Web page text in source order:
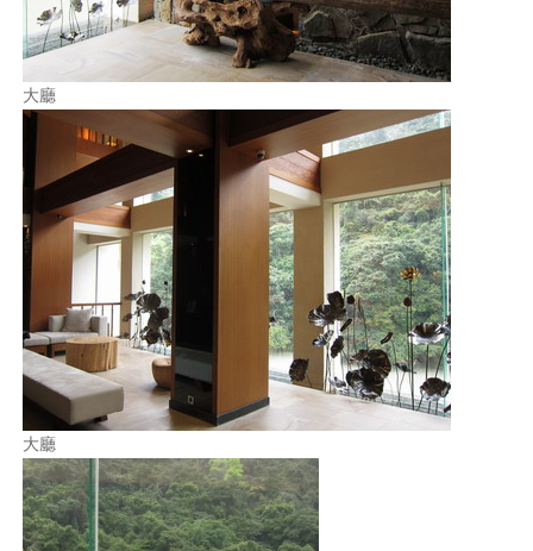
大廳
大廳